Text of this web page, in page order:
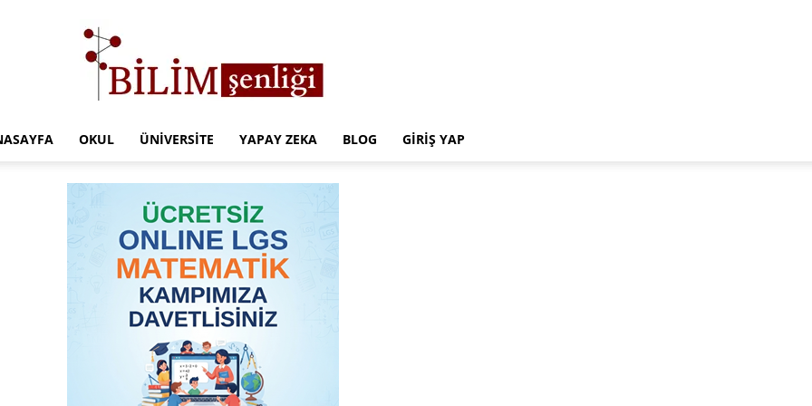
Eğitim
Kampüsü
OKUL ÜNIVERSITE YAPAY ZEKA BLOG GIRIŞ YAP